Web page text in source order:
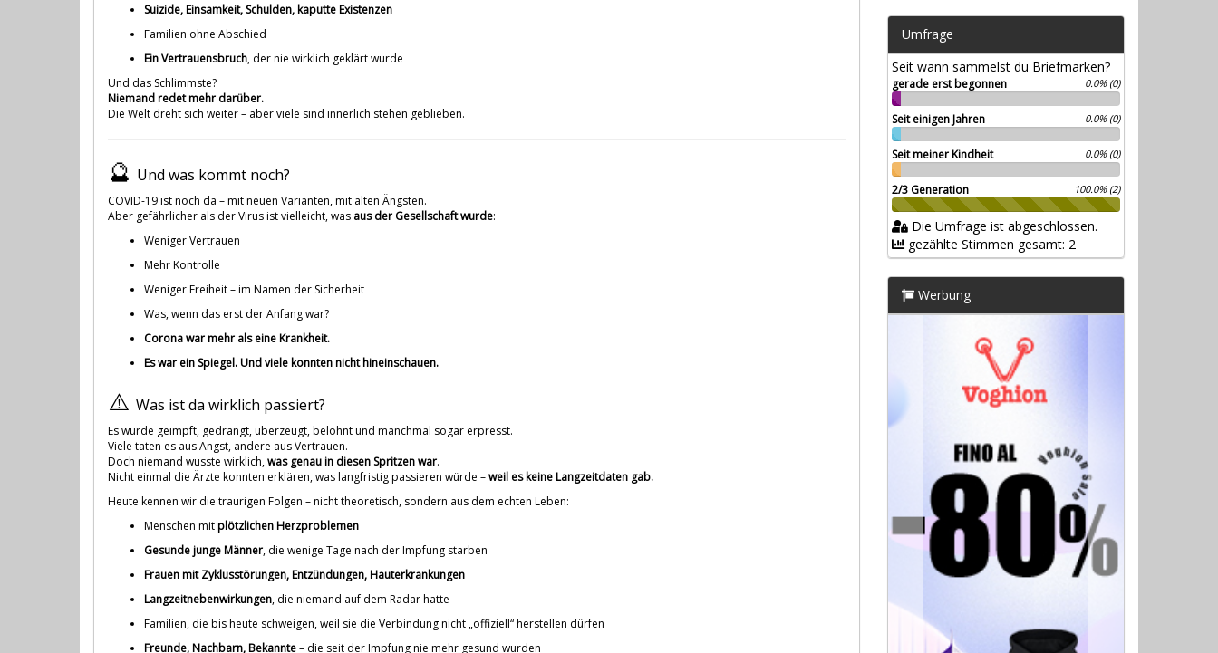
Suizide, Einsamkeit, Schulden, kaputte Existenzen
Familien ohne Abschied
Ein Vertrauensbruch, der nie wirklich geklärt wurde
Und das Schlimmste?
Niemand redet mehr darüber.
Die Welt dreht sich weiter – aber viele sind innerlich stehen geblieben.
🔮 Und was kommt noch?
COVID-19 ist noch da – mit neuen Varianten, mit alten Ängsten.
Aber gefährlicher als der Virus ist vielleicht, was aus der Gesellschaft wurde:
Weniger Vertrauen
Mehr Kontrolle
Weniger Freiheit – im Namen der Sicherheit
Was, wenn das erst der Anfang war?
Corona war mehr als eine Krankheit.
Es war ein Spiegel. Und viele konnten nicht hineinschauen.
⚠️ Was ist da wirklich passiert?
Es wurde geimpft, gedrängt, überzeugt, belohnt und manchmal sogar erpresst.
Viele taten es aus Angst, andere aus Vertrauen.
Doch niemand wusste wirklich,was genau in diesen Spritzen war.
Nicht einmal die Ärzte konnten erklären, was langfristig passieren würde –weil es keine Langzeitdaten gab.
Heute kennen wir die traurigen Folgen – nicht theoretisch, sondern aus dem echten Leben:
Menschen mitplötzlichen Herzproblemen
Gesunde junge Männer, die wenige Tage nach der Impfung starben
Frauen mit Zyklusstörungen, Entzündungen, Hauterkrankungen
Langzeitnebenwirkungen, die niemand auf dem Radar hatte
Familien, die bis heute schweigen, weil sie die Verbindung nicht „offiziell“ herstellen dürfen
Freunde, Nachbarn, Bekannte– die seit der Impfung nie mehr gesund wurden
Umfrage
Seit wann sammelst du Briefmarken?
gerade erst begonnen 0.0% (0)
Seit einigen Jahren 0.0% (0)
Seit meiner Kindheit 0.0% (0)
2/3 Generation 100.0% (2)
Die Umfrage ist abgeschlossen.
gezählte Stimmen gesamt: 2
Werbung